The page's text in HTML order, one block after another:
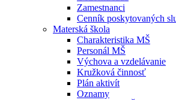
Zamestnanci
Cenník poskytovaných
Materská škola
Charakteristika MŠ
Personál MŠ
Výchova a vzdelávanie
Kružková činnosť
Plán aktivít
Oznamy